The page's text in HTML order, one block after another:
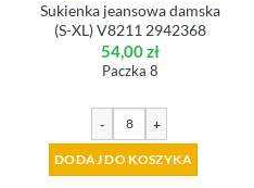
Sukienka jeansowa damska
(S-XL) V8211 2942368
54,00zł
Paczka 8
- +
DODAJ DO KOSZYKA